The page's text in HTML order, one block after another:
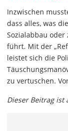
Inzwischen
dass alles, was
Sozialabbau
führt. Mit der
leistet sich die
zu vertuschen.
Dieser Beitrag ist